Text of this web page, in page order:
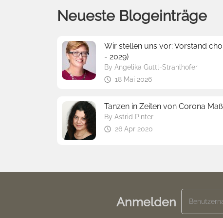
Neueste Blogeinträge
Wir stellen uns vor: Vorstand
- 2029)
By Angelika Güttl-Strahlhofer
18 Mai 2026
Tanzen in Zeiten von Corona
By Astrid Pinter
26 Apr 2020
Anmelden